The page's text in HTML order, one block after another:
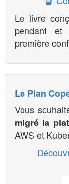
Le livre
pendant
première
Le Plan
Vous
migré la
AWS et